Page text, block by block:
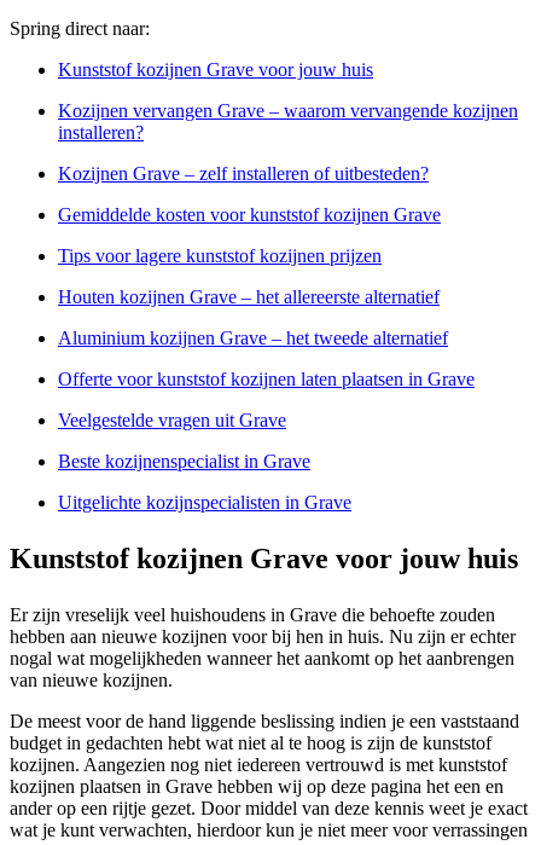
Spring direct naar:
Kunststof kozijnen Grave voor jouw huis
Kozijnen vervangen Grave – waarom vervangende kozijnen
installeren?
Kozijnen Grave – zelf installeren of uitbesteden?
Gemiddelde kosten voor kunststof kozijnen Grave
Tips voor lagere kunststof kozijnen prijzen
Houten kozijnen Grave – het allereerste alternatief
Aluminium kozijnen Grave – het tweede alternatief
Offerte voor kunststof kozijnen laten plaatsen in Grave
Veelgestelde vragen uit Grave
Beste kozijnenspecialist in Grave
Uitgelichte kozijnspecialisten in Grave
Kunststof kozijnen Grave voor jouw huis
Er zijn vreselijk veel huishoudens in Grave die behoefte zouden
hebben aan nieuwe kozijnen voor bij hen in huis. Nu zijn er echter
nogal wat mogelijkheden wanneer het aankomt op het aanbrengen
van nieuwe kozijnen.
De meest voor de hand liggende beslissing indien je een vaststaand
budget in gedachten hebt wat niet al te hoog is zijn de kunststof
kozijnen. Aangezien nog niet iedereen vertrouwd is met kunststof
kozijnen plaatsen in Grave hebben wij op deze pagina het een en
ander op een rijtje gezet. Door middel van deze kennis weet je exact
wat je kunt verwachten, hierdoor kun je niet meer voor verrassingen